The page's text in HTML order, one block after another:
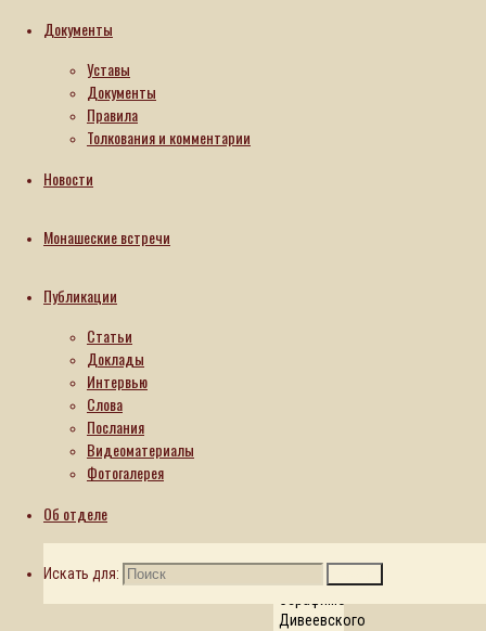
Документы
Уставы
Документы
Правила
Толкования и комментарии
Новости
Монашеские встречи
Публикации
Статьи
Доклады
Интервью
Слова
Послания
Видеоматериалы
Фотогалерея
Об отделе
Искать для:
Свято-
Троицкого
Серафимо-
Дивеевского